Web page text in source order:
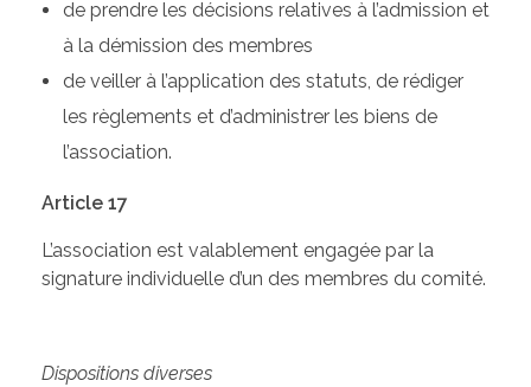
de prendre les décisions relatives à l’admission et
à la démission des membres
de veiller à l’application des statuts, de rédiger
les règlements et d’administrer les biens de
l’association.
Article 17
L’association est valablement engagée par la
signature individuelle d’un des membres du comité.
Dispositions diverses